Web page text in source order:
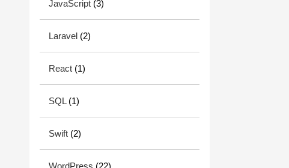
JavaScript (3)
Laravel (2)
React (1)
SQL(1)
Swift (2)
WordPress (22)